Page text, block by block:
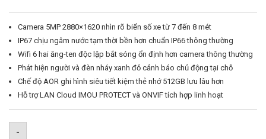
Camera 5MP 2880×1620 nhìn rõ biển số xe từ 7 đến 8 mét
IP67 chịu ngâm nước tạm thời bền hơn chuẩn IP66 thông thường
Wifi 6 hai ăng-ten độc lập bắt sóng ổn định hơn camera thông thường
Phát hiện người và đèn nháy xanh đỏ cảnh báo chủ động tại chỗ
Chế độ AOR ghi hình siêu tiết kiệm thẻ nhớ 512GB lưu lâu hơn
Hỗ trợ LAN Cloud IMOU PROTECT và ONVIF tích hợp linh hoạt
-